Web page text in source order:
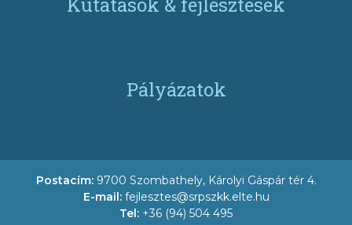
Pályázatok
Postacím: 9700 Szombathely, Károlyi Gáspár tér 4.
E-mail: fejlesztes@srpszkk.elte.hu
Tel: +36 (94) 504 495